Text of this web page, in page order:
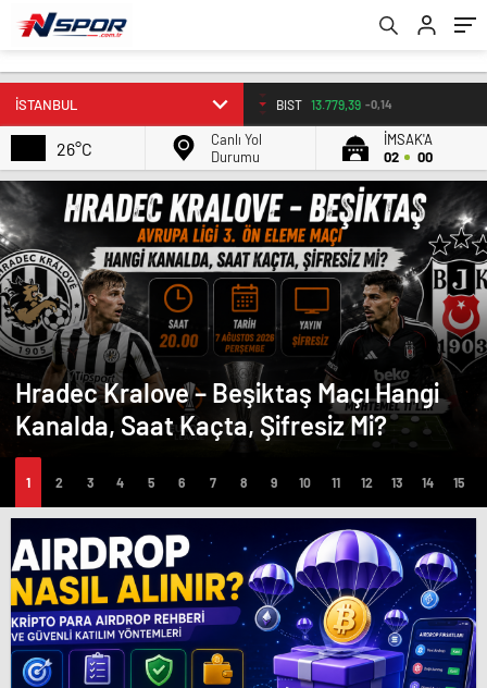
BIST 13.779,39 -0,14
26°C
Canlı Yol
Durumu
İMSAK'A
02
00
Hradec Kralove – Beşiktaş Maçı Hangi
Kanalda, Saat Kaçta, Şifresiz Mi?